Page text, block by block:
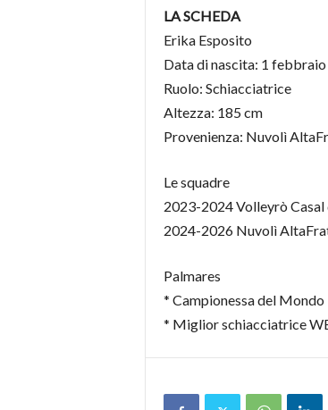
LA SCHEDA
Erika Esposito
Data di nascita: 1
Ruolo: Schiacciatrice
Altezza: 185 cm
Provenienza: Nuvolì
Le squadre
2023-2024 Volleyrò Casal
2024-2026 Nuvolì
Palmares
* Campionessa del Mondo
* Miglior schiacciatrice